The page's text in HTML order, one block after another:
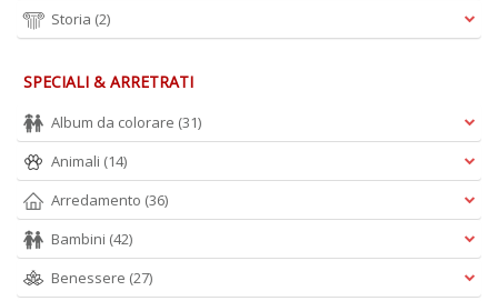
Storia (2)
SPECIALI & ARRETRATI
Album da colorare (31)
Animali (14)
Arredamento (36)
Bambini (42)
Benessere (27)